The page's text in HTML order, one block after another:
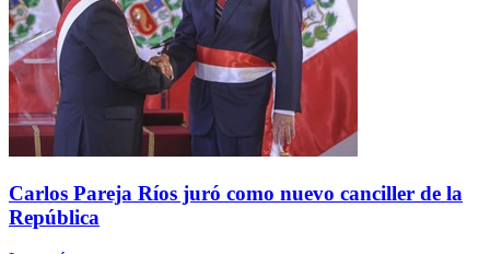
Carlos Pareja Ríos juró como nuevo canciller de la
República